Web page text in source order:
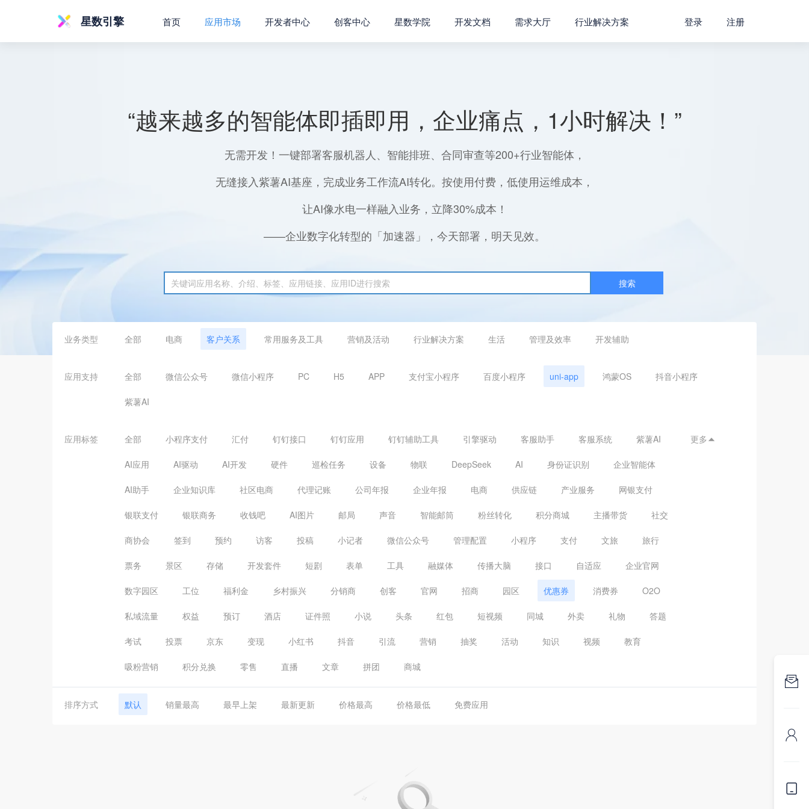
星数引擎 首页 应用市场 开发者中心 创客中心 星数学院 开发文档 需求大厅 行业解决方案 登录 注册
“越来越多的智能体即插即用，企业痛点，1小时解决！”
无需开发！一键部署客服机器人、智能排班、合同审查等200+行业智能体，
无缝接入紫薯AI基座，完成业务工作流AI转化。按使用付费，低使用运维成本，
让AI像水电一样融入业务，立降30%成本！
——企业数字化转型的「加速器」，今天部署，明天见效。
搜索
业务类型 全部 电商 客户关系 常用服务及工具 营销及活动 行业解决方案 生活 管理及效率 开发辅助
应用支持 全部 微信公众号 微信小程序 PC H5 APP 支付宝小程序 百度小程序 uni-app 鸿蒙OS 抖音小程序
紫薯AI
应用标签 全部 小程序支付 汇付 钉钉接口 钉钉应用 钉钉辅助工具 引擎驱动 客服助手 客服系统 紫薯AI
AI应用 AI驱动 AI开发 硬件 巡检任务 设备 物联 DeepSeek AI 身份证识别 企业智能体
AI助手 企业知识库 社区电商 代理记账 公司年报 企业年报 电商 供应链 产业服务 网银支付
银联支付 银联商务 收钱吧 AI图片 邮局 声音 智能邮筒 粉丝转化 积分商城 主播带货 社交
商协会 签到 预约 访客 投稿 小记者 微信公众号 管理配置 小程序 支付 文旅 旅行
票务 景区 存储 开发套件 短剧 表单 工具 融媒体 传播大脑 接口 自适应 企业官网
数字园区 工位 福利金 乡村振兴 分销商 创客 官网 招商 园区 优惠券 消费券 O2O
私域流量 权益 预订 酒店 证件照 小说 头条 红包 短视频 同城 外卖 礼物 答题
考试 投票 京东 变现 小红书 抖音 引流 营销 抽奖 活动 知识 视频 教育
吸粉营销 积分兑换 零售 直播 文章 拼团 商城
更多 
排序方式 默认 销量最高 最早上架 最新更新 价格最高 价格最低 免费应用


